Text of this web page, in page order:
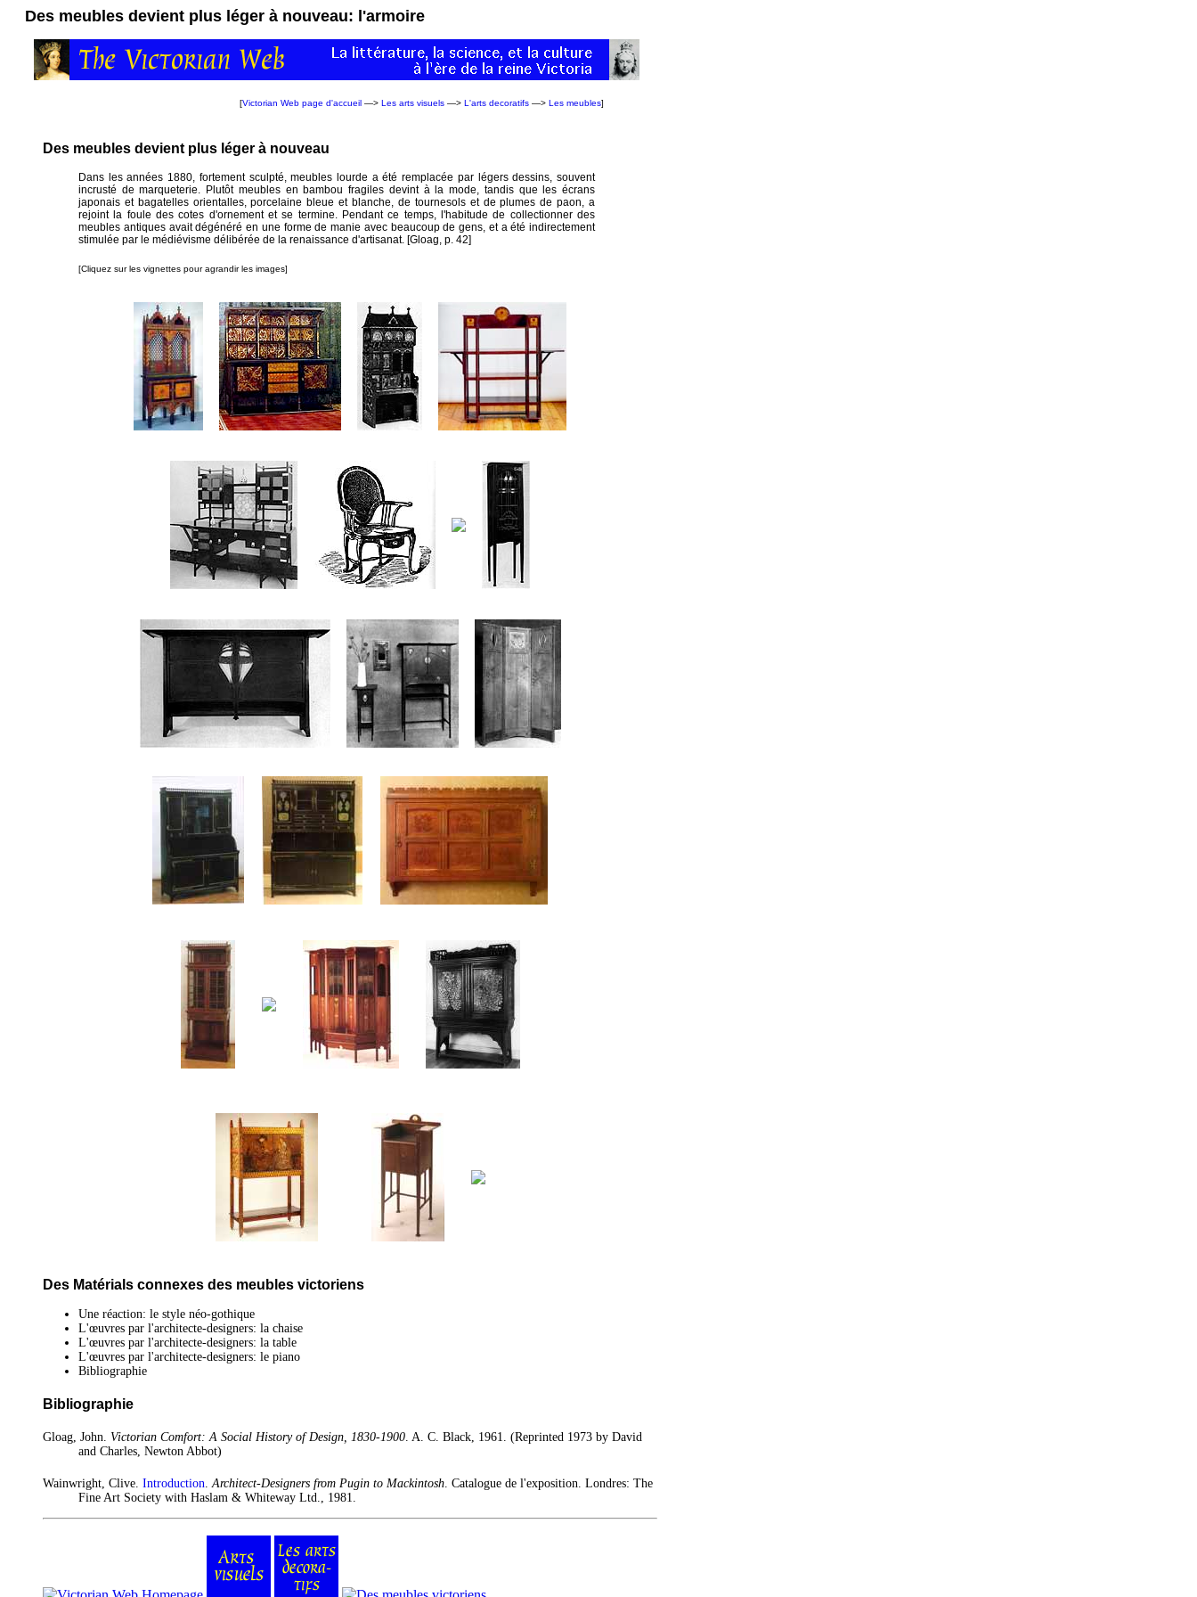
Des meubles devient plus léger à nouveau: l'armoire
[Victorian Web page d'accueil —> Les arts visuels —> L'arts decoratifs —> Les meubles]
Des meubles devient plus léger à nouveau
Dans les années 1880, fortement sculpté, meubles lourde a été remplacée par légers dessins, souvent
incrusté de marqueterie. Plutôt meubles en bambou fragiles devint à la mode, tandis que les écrans
japonais et bagatelles orientalles, porcelaine bleue et blanche, de tournesols et de plumes de paon, a
rejoint la foule des cotes d'ornement et se termine. Pendant ce temps, l'habitude de collectionner des
meubles antiques avait dégénéré en une forme de manie avec beaucoup de gens, et a été indirectement
stimulée par le médiévisme délibérée de la renaissance d'artisanat. [Gloag, p. 42]
[Cliquez sur les vignettes pour agrandir les images]
Des Matérials connexes des meubles victoriens
Une réaction: le style néo-gothique
L'œuvres par l'architecte-designers: la chaise
L'œuvres par l'architecte-designers: la table
L'œuvres par l'architecte-designers: le piano
Bibliographie
Bibliographie
Gloag, John. Victorian Comfort: A Social History of Design, 1830-1900. A. C. Black, 1961. (Reprinted 1973 by David
and Charles, Newton Abbot)
Wainwright, Clive. Introduction.Architect-Designers from Pugin to Mackintosh. Catalogue de l'exposition. Londres: The
Fine Art Society with Haslam & Whiteway Ltd., 1981.